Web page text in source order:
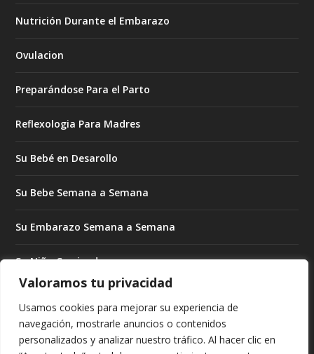
Valoramos tu privacidad
Usamos cookies para mejorar su experiencia de
navegación, mostrarle anuncios o contenidos
personalizados y analizar nuestro tráfico. Al hacer clic en
Nutrición Durante el Embarazo
Ovulacion
Preparándose Para el Parto
Reflexologia Para Madres
Su Bebé en Desarollo
Su Bebe Semana a Semana
Su Embarazo Semana a Semana
Su Niño Creciendo
Subrogado Para Madres